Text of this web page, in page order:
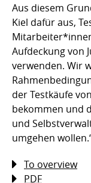
Aus diesem
Kiel dafür aus,
Aufdeckung von
verwenden. Wir
der Testkäufe
bekommen und
und
umgehen
To overview
PDF